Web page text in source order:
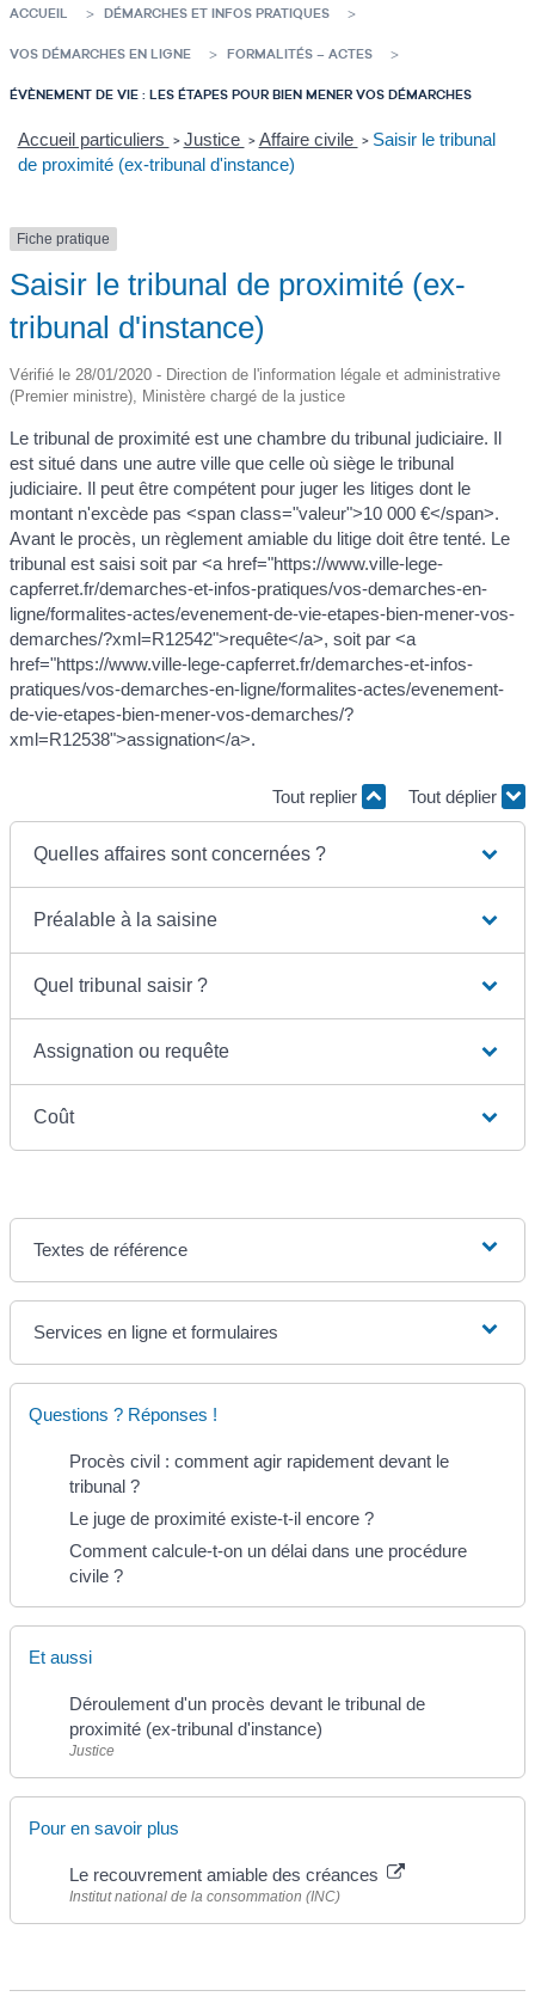
ACCUEIL DÉMARCHES ET INFOS PRATIQUES
VOS DÉMARCHES EN LIGNE FORMALITÉS – ACTES
ÉVÈNEMENT DE VIE : LES ÉTAPES POUR BIEN MENER VOS DÉMARCHES
Accueil particuliers > Justice > Affaire civile > Saisir le tribunal
de proximité (ex-tribunal d'instance)
Fiche pratique
Saisir le tribunal de proximité (ex-
tribunal d'instance)
Vérifié le 28/01/2020 - Direction de l'information légale et administrative
(Premier ministre), Ministère chargé de la justice
Le tribunal de proximité est une chambre du tribunal judiciaire. Il
est situé dans une autre ville que celle où siège le tribunal
judiciaire. Il peut être compétent pour juger les litiges dont le
montant n'excède pas <span class="valeur">10 000 €</span>.
Avant le procès, un règlement amiable du litige doit être tenté. Le
tribunal est saisi soit par <a href="https://www.ville-lege-
capferret.fr/demarches-et-infos-pratiques/vos-demarches-en-
ligne/formalites-actes/evenement-de-vie-etapes-bien-mener-vos-
demarches/?xml=R12542">requête</a>, soit par <a
href="https://www.ville-lege-capferret.fr/demarches-et-infos-
pratiques/vos-demarches-en-ligne/formalites-actes/evenement-
de-vie-etapes-bien-mener-vos-demarches/?
xml=R12538">assignation</a>.
Tout replier Tout déplier
Quelles affaires sont concernées ?
Préalable à la saisine
Quel tribunal saisir ?
Assignation ou requête
Coût
Textes de référence
Services en ligne et formulaires
Questions ? Réponses !
Procès civil : comment agir rapidement devant le
tribunal ?
Le juge de proximité existe-t-il encore ?
Comment calcule-t-on un délai dans une procédure
civile ?
Et aussi
Déroulement d'un procès devant le tribunal de
proximité (ex-tribunal d'instance)
Justice
Pour en savoir plus
Le recouvrement amiable des créances
Institut national de la consommation (INC)